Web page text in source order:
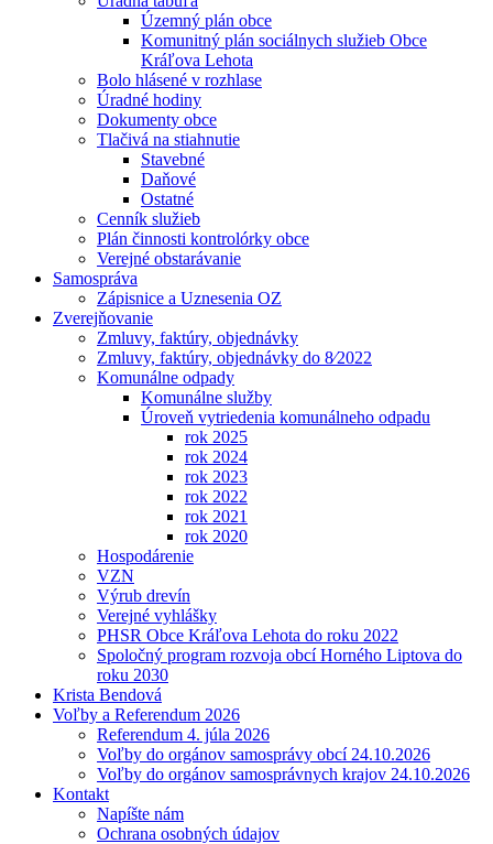
Územný plán obce
Komunitný plán sociálnych služieb Obce
Kráľova Lehota
Bolo hlásené v rozhlase
Úradné hodiny
Dokumenty obce
Tlačivá na stiahnutie
Stavebné
Daňové
Ostatné
Cenník služieb
Plán činnosti kontrolórky obce
Verejné obstarávanie
Samospráva
Zápisnice a Uznesenia OZ
Zverejňovanie
Zmluvy, faktúry, objednávky
Zmluvy, faktúry, objednávky do 8⁄2022
Komunálne odpady
Komunálne služby
Úroveň vytriedenia komunálneho odpadu
rok 2025
rok 2024
rok 2023
rok 2022
rok 2021
rok 2020
Hospodárenie
VZN
Výrub drevín
Verejné vyhlášky
PHSR Obce Kráľova Lehota do roku 2022
Spoločný program rozvoja obcí Horného Liptova do
roku 2030
Krista Bendová
Voľby a Referendum 2026
Referendum 4. júla 2026
Voľby do orgánov samosprávy obcí 24.10.2026
Voľby do orgánov samosprávnych krajov 24.10.2026
Kontakt
Napíšte nám
Ochrana osobných údajov